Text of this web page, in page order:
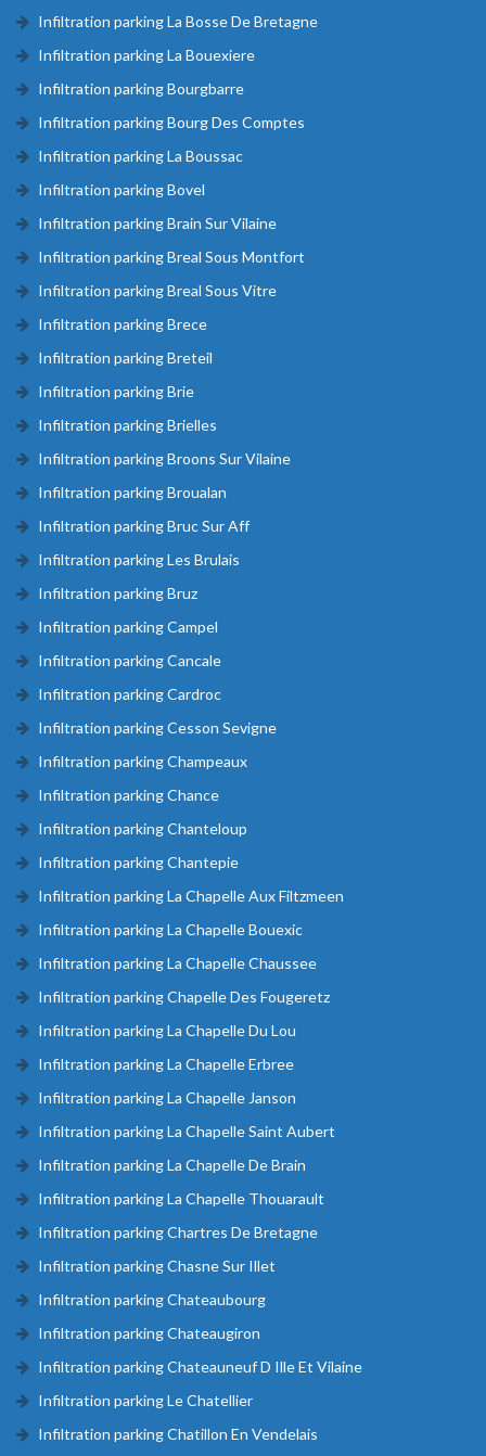
Infiltration parking La Bosse De Bretagne
Infiltration parking La Bouexiere
Infiltration parking Bourgbarre
Infiltration parking Bourg Des Comptes
Infiltration parking La Boussac
Infiltration parking Bovel
Infiltration parking Brain Sur Vilaine
Infiltration parking Breal Sous Montfort
Infiltration parking Breal Sous Vitre
Infiltration parking Brece
Infiltration parking Breteil
Infiltration parking Brie
Infiltration parking Brielles
Infiltration parking Broons Sur Vilaine
Infiltration parking Broualan
Infiltration parking Bruc Sur Aff
Infiltration parking Les Brulais
Infiltration parking Bruz
Infiltration parking Campel
Infiltration parking Cancale
Infiltration parking Cardroc
Infiltration parking Cesson Sevigne
Infiltration parking Champeaux
Infiltration parking Chance
Infiltration parking Chanteloup
Infiltration parking Chantepie
Infiltration parking La Chapelle Aux Filtzmeen
Infiltration parking La Chapelle Bouexic
Infiltration parking La Chapelle Chaussee
Infiltration parking Chapelle Des Fougeretz
Infiltration parking La Chapelle Du Lou
Infiltration parking La Chapelle Erbree
Infiltration parking La Chapelle Janson
Infiltration parking La Chapelle Saint Aubert
Infiltration parking La Chapelle De Brain
Infiltration parking La Chapelle Thouarault
Infiltration parking Chartres De Bretagne
Infiltration parking Chasne Sur Illet
Infiltration parking Chateaubourg
Infiltration parking Chateaugiron
Infiltration parking Chateauneuf D Ille Et Vilaine
Infiltration parking Le Chatellier
Infiltration parking Chatillon En Vendelais